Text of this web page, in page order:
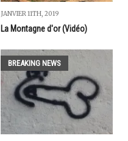
JANVIER 11TH, 2019
La Montagne d'or (Vidéo)
BREAKING NEWS